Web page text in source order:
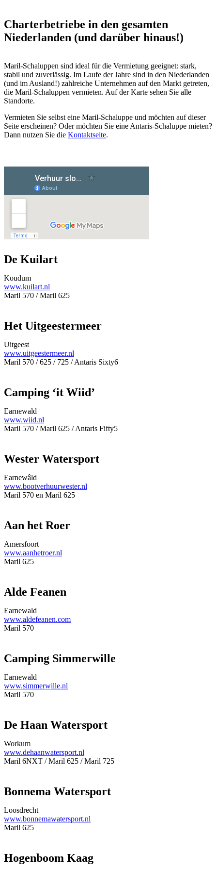
Charterbetriebe in den gesamten
Niederlanden (und darüber hinaus!)
Maril-Schaluppen sind ideal für die Vermietung geeignet: stark,
stabil und zuverlässig. Im Laufe der Jahre sind in den Niederlanden
(und im Ausland!) zahlreiche Unternehmen auf den Markt getreten,
die Maril-Schaluppen vermieten. Auf der Karte sehen Sie alle
Standorte.
Vermieten Sie selbst eine Maril-Schaluppe und möchten auf dieser
Seite erscheinen? Oder möchten Sie eine Antaris-Schaluppe mieten?
Dann nutzen Sie die Kontaktseite.
De Kuilart
Koudum
www.kuilart.nl
Maril 570 / Maril 625
Het Uitgeestermeer
Uitgeest
www.uitgeestermeer.nl
Maril 570 / 625 / 725 / Antaris Sixty6
Camping ‘it Wiid’
Earnewald
www.wiid.nl
Maril 570 / Maril 625 / Antaris Fifty5
Wester Watersport
Earnewâld
www.bootverhuurwester.nl
Maril 570 en Maril 625
Aan het Roer
Amersfoort
www.aanhetroer.nl
Maril 625
Alde Feanen
Earnewald
www.aldefeanen.com
Maril 570
Camping Simmerwille
Earnewald
www.simmerwille.nl
Maril 570
De Haan Watersport
Workum
www.dehaanwatersport.nl
Maril 6NXT / Maril 625 / Maril 725
Bonnema Watersport
Loosdrecht
www.bonnemawatersport.nl
Maril 625
Hogenboom Kaag